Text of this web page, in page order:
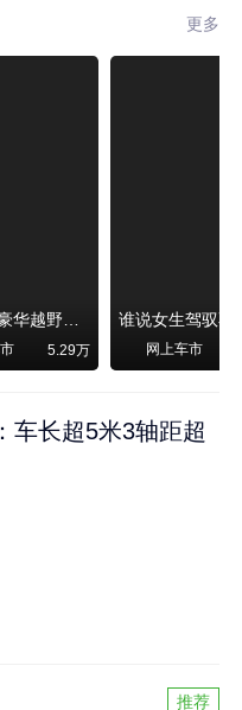
更多
皮卡也能豪华越野！纵横F700上市，限时卖29.99万起
5.29万 网上车市
车长超5米3轴距超
推荐